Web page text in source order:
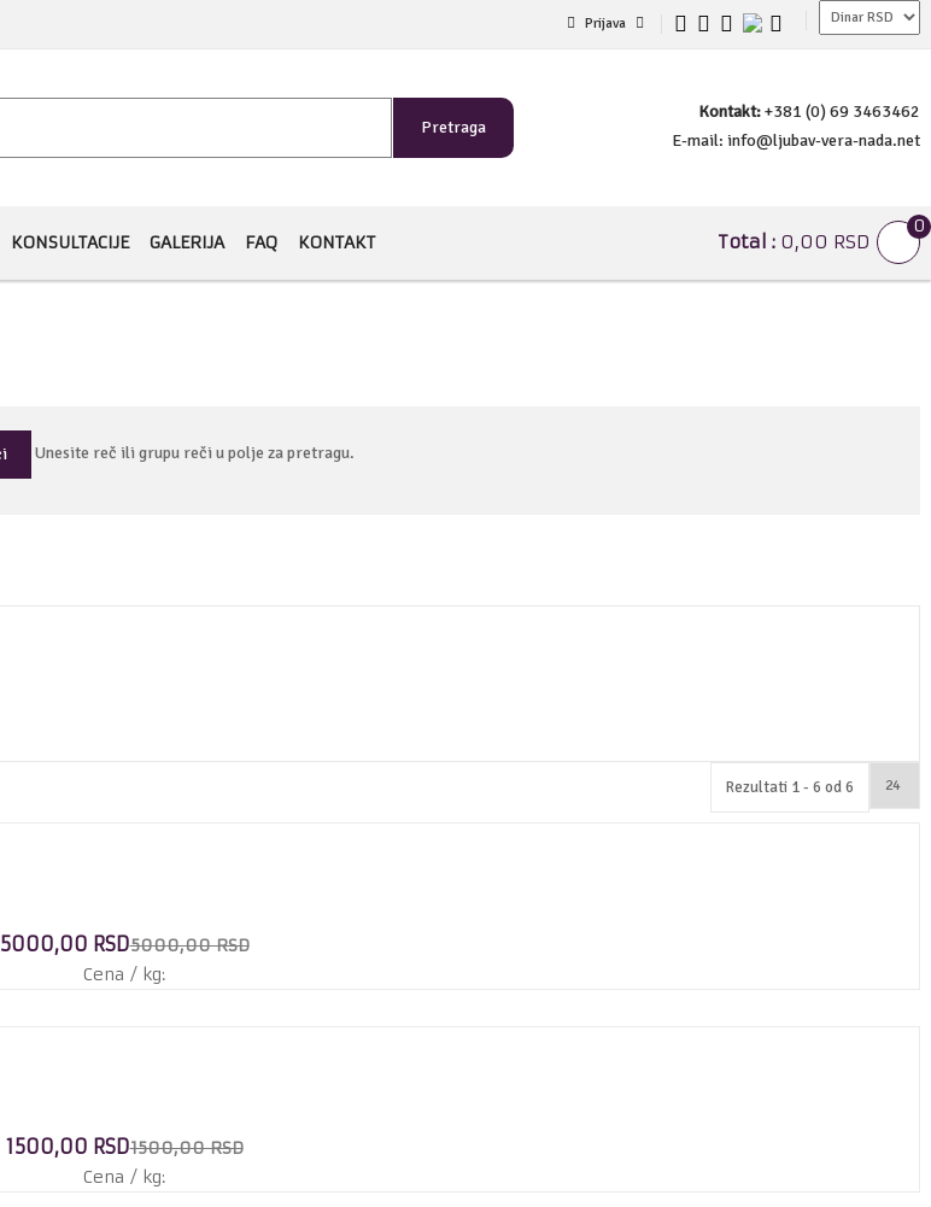
Prijava
Pretraga
Kontakt:+381 (0) 69 3463462
E-mail: info@ljubav-vera-nada.net
KONSULTACIJE GALERIJA FAQ KONTAKT
0
Total : 0,00 RSD
Unesite reč ili grupu reči u polje za pretragu.
Rezultati 1 - 6 od 6
5000,00 RSD5000,00 RSD
Cena / kg:
1500,00 RSD1500,00 RSD
Cena / kg: